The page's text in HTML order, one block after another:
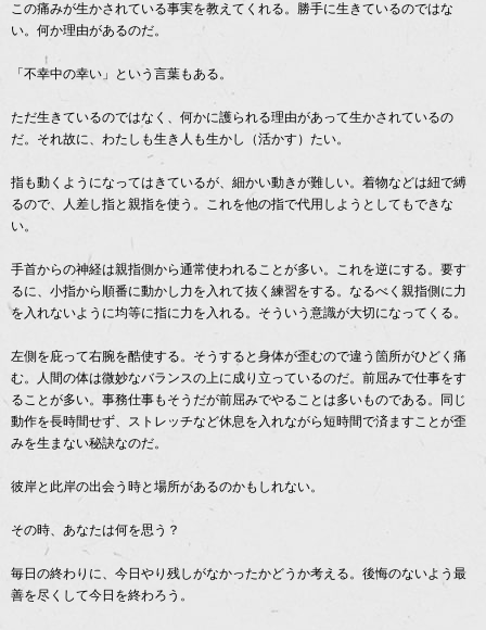
この痛みが生かされている事実を教えてくれる。勝手に生きているのではな
い。何か理由があるのだ。
「不幸中の幸い」という言葉もある。
ただ生きているのではなく、何かに護られる理由があって生かされているの
だ。それ故に、わたしも生き人も生かし（活かす）たい。
指も動くようになってはきているが、細かい動きが難しい。着物などは紐で縛
るので、人差し指と親指を使う。これを他の指で代用しようとしてもできな
い。
手首からの神経は親指側から通常使われることが多い。これを逆にする。要す
るに、小指から順番に動かし力を入れて抜く練習をする。なるべく親指側に力
を入れないように均等に指に力を入れる。そういう意識が大切になってくる。
左側を庇って右腕を酷使する。そうすると身体が歪むので違う箇所がひどく痛
む。人間の体は微妙なバランスの上に成り立っているのだ。前屈みで仕事をす
ることが多い。事務仕事もそうだが前屈みでやることは多いものである。同じ
動作を長時間せず、ストレッチなど休息を入れながら短時間で済ますことが歪
みを生まない秘訣なのだ。
彼岸と此岸の出会う時と場所があるのかもしれない。
その時、あなたは何を思う？
毎日の終わりに、今日やり残しがなかったかどうか考える。後悔のないよう最
善を尽くして今日を終わろう。